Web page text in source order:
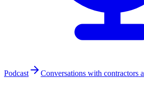
Podcast Conversations with contractors